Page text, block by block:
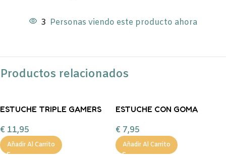
3 Personas viendo este producto ahora
Productos relacionados
ESTUCHE TRIPLE GAMERS
€ 11,95
Añadir Al Carrito
ESTUCHE CON GOMA
POR VENIR –
€ 7,95
Añadir Al Carrito